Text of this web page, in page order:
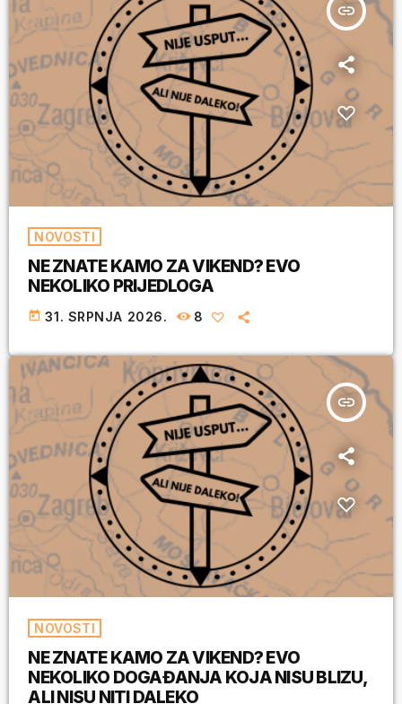
insert_link
NOVOSTI
NE ZNATE KAMO ZA VIKEND? EVO
NEKOLIKO PRIJEDLOGA
today 31. SRPNJA 2026. 8
insert_link
NOVOSTI
NE ZNATE KAMO ZA VIKEND? EVO
NEKOLIKO DOGAĐANJA KOJA NISU BLIZU,
ALI NISU NITI DALEKO